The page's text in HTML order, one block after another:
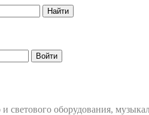
светового оборудования,